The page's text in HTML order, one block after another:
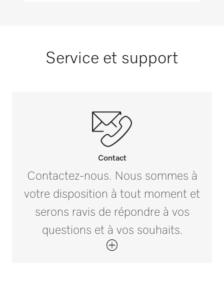
Service et support
Contact
Contactez-nous. Nous sommes à
votre disposition à tout moment et
serons ravis de répondre à vos
questions et à vos souhaits.